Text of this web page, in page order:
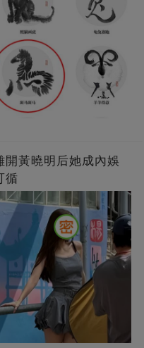
黃曉明后她成內娛
循